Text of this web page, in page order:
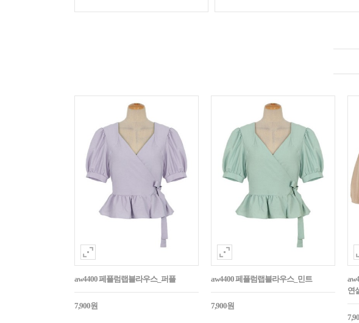
aw4400 페플럼랩블라우스_퍼플
7,900원
aw4400 페플럼랩블라우스_민트
7,900원
연